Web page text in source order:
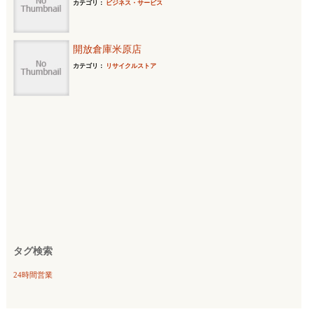
カテゴリ： ビジネス・サービス
開放倉庫米原店
カテゴリ： リサイクルストア
タグ検索
24時間営業